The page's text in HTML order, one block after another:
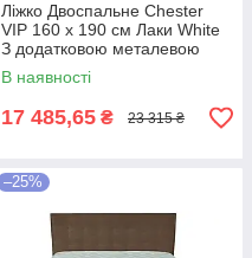
Ліжко Двоспальне Chester
VIP 160 х 190 см Лаки White
З додатковою металевою
цільнозварною рамою Білий
В наявності
17 485,65 ₴ 23 315 ₴
–25%